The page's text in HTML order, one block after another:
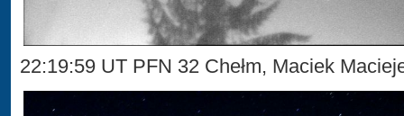
22:19:59 UT PFN 32 Chełm, Maciek